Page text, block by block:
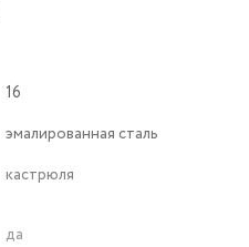
16
эмалированная сталь
кастрюля
да